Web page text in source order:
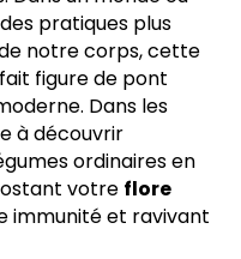
pratiques plus
notre corps, cette
fait figure de pont
Dans les
à découvrir
ordinaires en
votre flore
immunité et ravivant